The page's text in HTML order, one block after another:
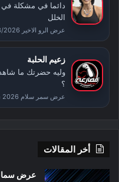
دائما في مشكلة في
الخلل
عرض الرو الاخير 3/8/2026 كامل مترجم
زعيم الحلبة
وليه حضرتك ما
؟
عرض سمر سلام SummerSlam 2026 الليلة الأولى كامل مترجم
أخر المقالات
عرض سماك داون